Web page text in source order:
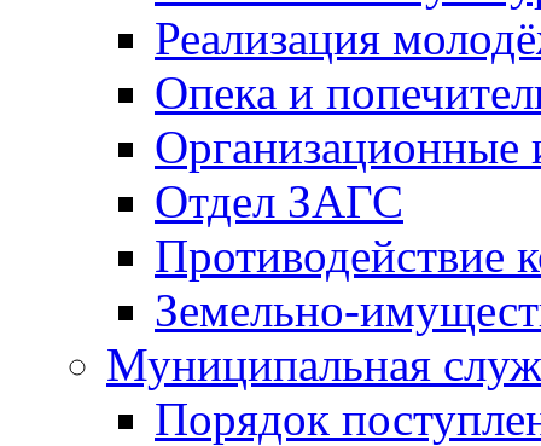
Реализация
Опека и
Отдел ЗАГС
Противодействие
Земельно-
Муниципальная
Порядок